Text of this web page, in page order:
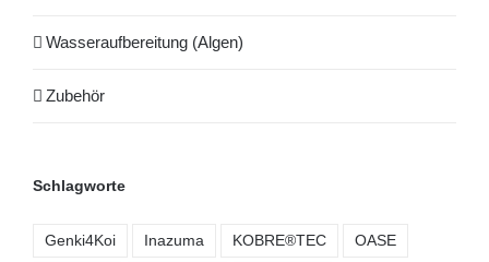
Wasseraufbereitung (Algen)
Zubehör
Schlagworte
Genki4Koi Inazuma KOBRE®TEC OASE